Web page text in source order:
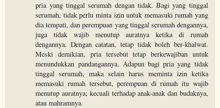
pria yang tinggal serumah dengan tidak. Bagi yang tinggal
serumah, tidak perlu minta izin untuk memasuki rumah yang
dia tempati, dan perempuan yang tinggal serumah dengannya,
juga tidak wajib menutup auratnya ketika di rumah
dengannya. Dengan catatan, tetap tidak boleh ber-khalwat.
Meski demikian, pria tersebut tetap berkewajiban untuk
menundukkan pandangannya. Adapun bagi pria yang tidak
tinggal serumah, maka selain harus meminta izin ketika
memasuki rumah tersebut, perempuan di rumah itu wajib
menutup auratnya; kecuali terhadap anak-anak dan budaknya,
atau mahramnya.